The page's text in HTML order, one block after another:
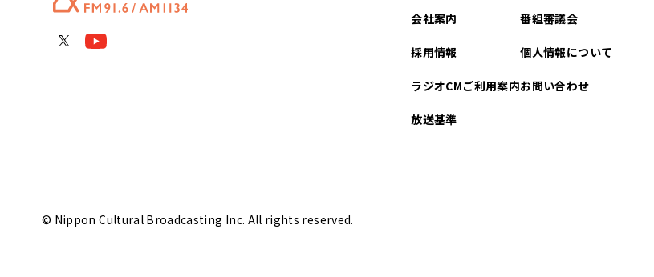
2026年01月
会社案内
採用情報
ラジオCMご利用案内
放送基準
番組審議会
個人情報について
お問い合わせ
© Nippon Cultural Broadcasting Inc. All rights reserved.